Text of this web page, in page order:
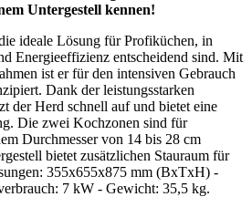
Untergestell kennen!
ideale Lösung für Profiküchen, in
Energieeffizienz entscheidend sind. Mit
ist er für den intensiven Gebrauch
Dank der leistungsstarken
der Herd schnell auf und bietet eine
Die zwei Kochzonen sind für
Durchmesser von 14 bis 28 cm
bietet zusätzlichen Stauraum für
355x655x875 mm (BxTxH) -
7 kW - Gewicht: 35,5 kg.